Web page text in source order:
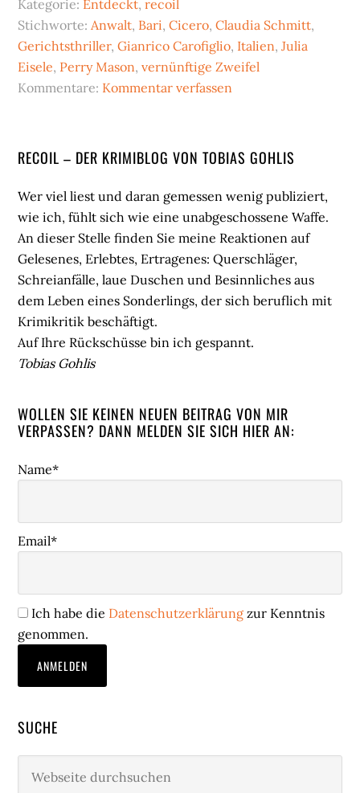
Kategorie: Entdeckt,recoil
Stichworte: Anwalt, Bari,Cicero,Claudia Schmitt,
Gerichtsthriller,Gianrico Carofiglio, Italien,Julia
Eisele, Perry Mason,vernünftige Zweifel
Kommentare: Kommentar verfassen
Seitenspalte
RECOIL – DER KRIMIBLOG VON TOBIAS GOHLIS
Wer viel liest und daran gemessen wenig publiziert,
wie ich, fühlt sich wie eine unabgeschossene Waffe.
An dieser Stelle finden Sie meine Reaktionen auf
Gelesenes, Erlebtes, Ertragenes: Querschläger,
Schreianfälle, laue Duschen und Besinnliches aus
dem Leben eines Sonderlings, der sich beruflich mit
Krimikritik beschäftigt.
Auf Ihre Rückschüsse bin ich gespannt.
Tobias Gohlis
WOLLEN SIE KEINEN NEUEN BEITRAG VON MIR
VERPASSEN? DANN MELDEN SIE SICH HIER AN:
Name*
Email*
Ich habe die Datenschutzerklärung zur Kenntnis
genommen.
SUCHE
durchsuchen